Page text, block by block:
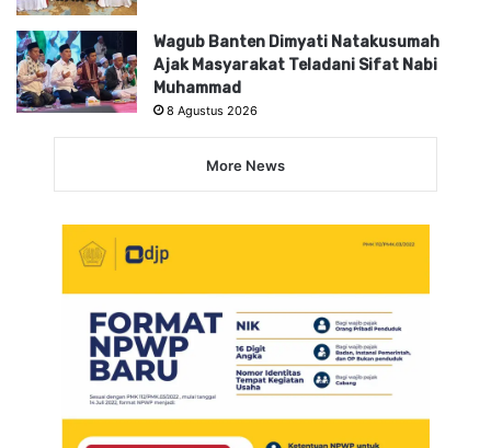
Wagub Banten Dimyati Natakusumah
Ajak Masyarakat Teladani Sifat Nabi
Muhammad
8 Agustus 2026
More News